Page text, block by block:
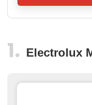
Electrolux